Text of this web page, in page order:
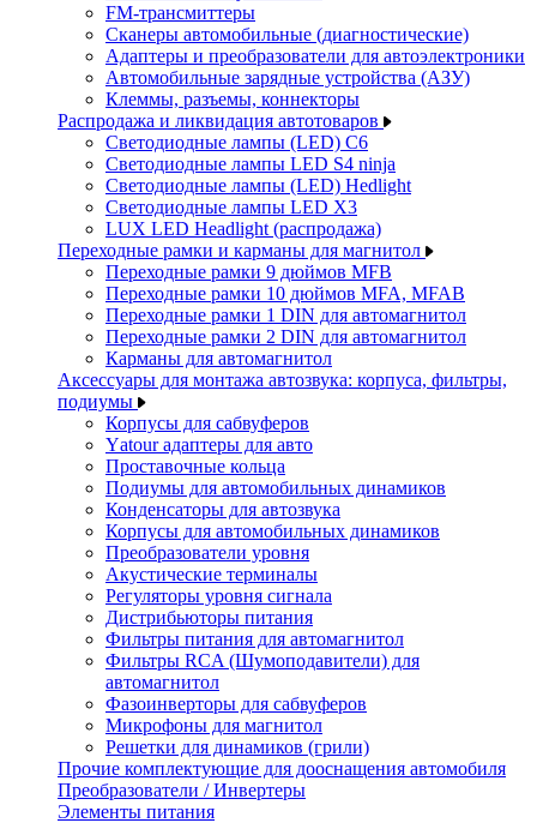
FM-трансмиттеры
Сканеры автомобильные (диагностические)
Адаптеры и преобразователи для автоэлектроники
Автомобильные зарядные устройства (АЗУ)
Клеммы, разъемы, коннекторы
Распродажа и ликвидация автотоваров
Светодиодные лампы (LED) C6
Светодиодные лампы LED S4 ninja
Светодиодные лампы (LED) Hedlight
Светодиодные лампы LED X3
LUX LED Headlight (распродажа)
Переходные рамки и карманы для магнитол
Переходные рамки 9 дюймов MFB
Переходные рамки 10 дюймов MFA, MFAB
Переходные рамки 1 DIN для автомагнитол
Переходные рамки 2 DIN для автомагнитол
Карманы для автомагнитол
Аксессуары для монтажа автозвука: корпуса, фильтры,
подиумы
Корпусы для сабвуферов
Yаtour адаптеры для авто
Проставочные кольца
Подиумы для автомобильных динамиков
Конденсаторы для автозвука
Корпусы для автомобильных динамиков
Преобразователи уровня
Акустические терминалы
Регуляторы уровня сигнала
Дистрибьюторы питания
Фильтры питания для автомагнитол
Фильтры RCA (Шумоподавители) для
автомагнитол
Фазоинверторы для сабвуферов
Микрофоны для магнитол
Решетки для динамиков (грили)
Прочие комплектующие для дооснащения автомобиля
Преобразователи / Инвертеры
Элементы питания